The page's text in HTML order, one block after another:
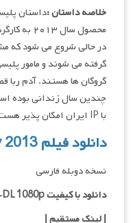
خلاصه داستان :داستان
محصول
در حالی شروع می شود که
گرفته می شوند و مامور
گروگان ها هستند. آدم ربا
چندین سال زندانی بوده
با IP ایران امکان پذیر هست
دانلود فیلم Police Story 2013
نسخه دوبله فارسی
دانلود با کیفیت Web-DL 1080p ریلیز F2M
|لینک مستقیم|